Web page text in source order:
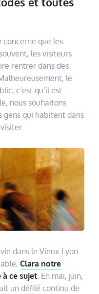
concerne que les
les visiteurs
rentrer dans des
le
c’est qu’il est…
nous souhaitons
gens qui habitent dans
dans le Vieux-Lyon
Clara notre
ce sujet. En mai, juin,
un défilé continu de